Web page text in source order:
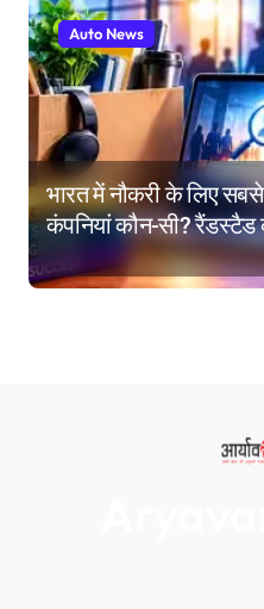
Auto News
भारत में नौकरी के लिए सबसे
कंपनियां कौन-सी? रैंडस्टैड
में गूगल नंबर-1